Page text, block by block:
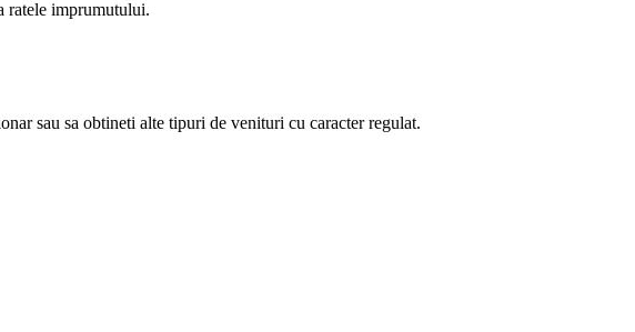
ratele imprumutului.
sau sa obtineti alte tipuri de venituri cu caracter regulat.